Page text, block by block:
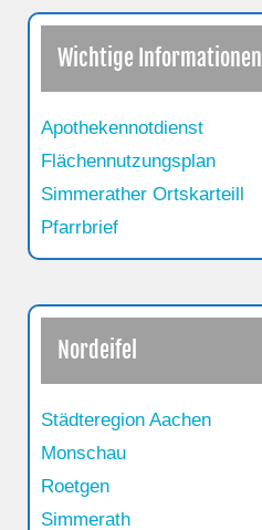
Wichtige Informationen
Apothekennotdienst
Flächennutzungsplan
Simmerather Ortskarteill
Pfarrbrief
Nordeifel
Städteregion Aachen
Monschau
Roetgen
Simmerath